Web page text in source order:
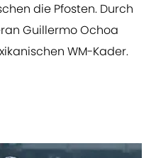
die Pfosten. Durch
Guillermo Ochoa
WM-Kader.